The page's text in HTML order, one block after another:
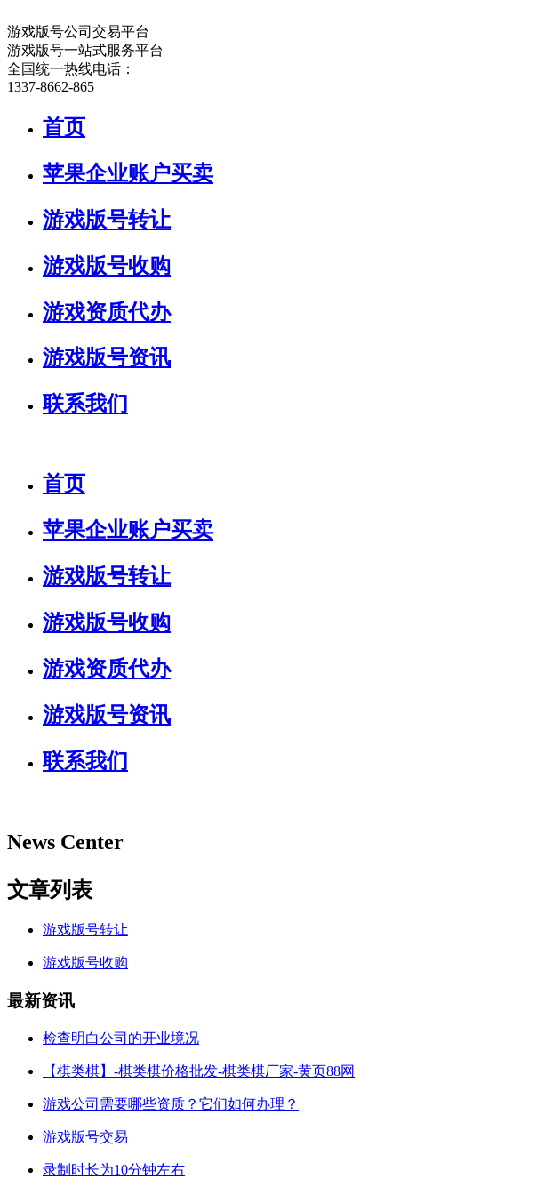
游戏版号公司交易平台
游戏版号一站式服务平台
全国统一热线电话：
1337-8662-865
首页
苹果企业账户买卖
游戏版号转让
游戏版号收购
游戏资质代办
游戏版号资讯
联系我们
首页
苹果企业账户买卖
游戏版号转让
游戏版号收购
游戏资质代办
游戏版号资讯
联系我们
News Center
文章列表
游戏版号转让
游戏版号收购
最新资讯
检查明白公司的开业境况
【棋类棋】-棋类棋价格批发-棋类棋厂家-黄页88网
游戏公司需要哪些资质？它们如何办理？
游戏版号交易
录制时长为10分钟左右